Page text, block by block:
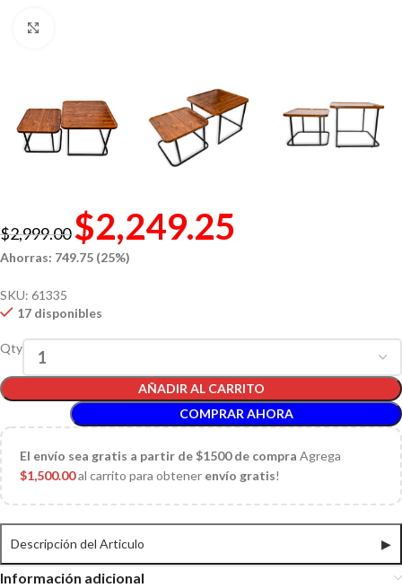
$2,999.00 $2,249.25
Ahorras: 749.75 (25%)
SKU: 61335
17 disponibles
Qty
AÑADIR AL CARRITO
COMPRAR AHORA
El envío sea gratis a partir de $1500 de compra Agrega
$1,500.00al carrito para obtener envío gratis!
Descripción del Articulo ▶
Información adicional